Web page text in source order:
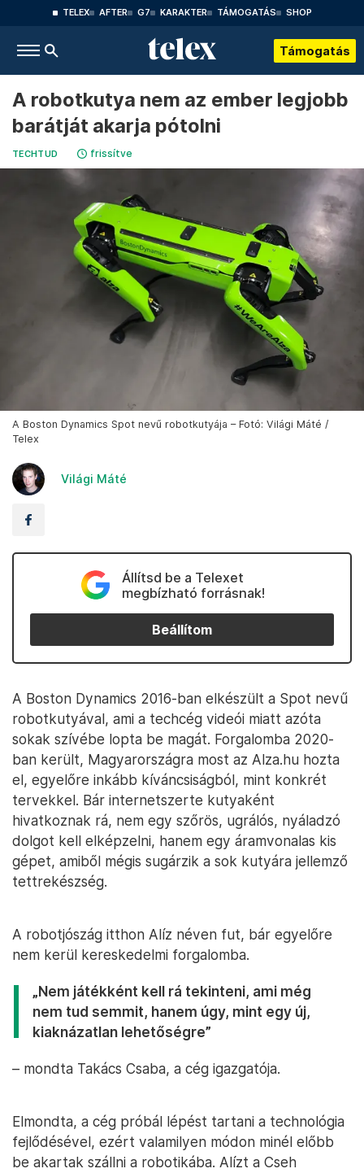
TELEX AFTER G7 KARAKTER TÁMOGATÁS SHOP
Támogatás
A robotkutya nem az ember legjobb
barátját akarja pótolni
TECHTUD frissítve
A Boston Dynamics Spot nevű robotkutyája – Fotó: Világi Máté /
Telex
Világi Máté
Állítsd be a Telexet
megbízható forrásnak!
Beállítom
A Boston Dynamics 2016-ban elkészült a Spot nevű
robotkutyával, ami a techcég videói miatt azóta
sokak szívébe lopta be magát. Forgalomba 2020-
ban került, Magyarországra most az Alza.hu hozta
el, egyelőre inkább kíváncsiságból, mint konkrét
tervekkel. Bár internetszerte kutyaként
hivatkoznak rá, nem egy szőrös, ugrálós, nyáladzó
dolgot kell elképzelni, hanem egy áramvonalas kis
gépet, amiből mégis sugárzik a sok kutyára jellemző
tettrekészség.
A robotjószág itthon Alíz néven fut, bár egyelőre
nem kerül kereskedelmi forgalomba.
„Nem játékként kell rá tekinteni, ami még
nem tud semmit, hanem úgy, mint egy új,
kiaknázatlan lehetőségre”
– mondta Takács Csaba, a cég igazgatója.
Elmondta, a cég próbál lépést tartani a technológia
fejlődésével, ezért valamilyen módon minél előbb
be akartak szállni a robotikába. Alízt a Cseh